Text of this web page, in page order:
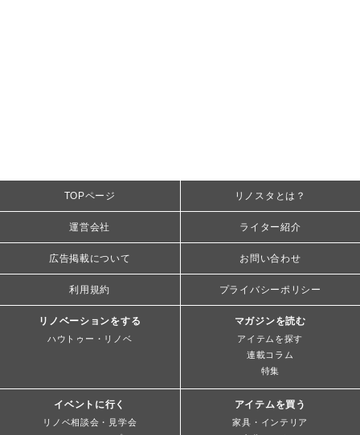
TOPページ リノスタとは？
運営会社 ライター紹介
広告掲載について お問い合わせ
利用規約 プライバシーポリシー
リノベーションをする
ハウトゥー・リノベ
マガジンを読む
アイテムを探す
連載コラム
特集
イベントに行く
リノベ相談会・見学会
アイテムを買う
家具・インテリア